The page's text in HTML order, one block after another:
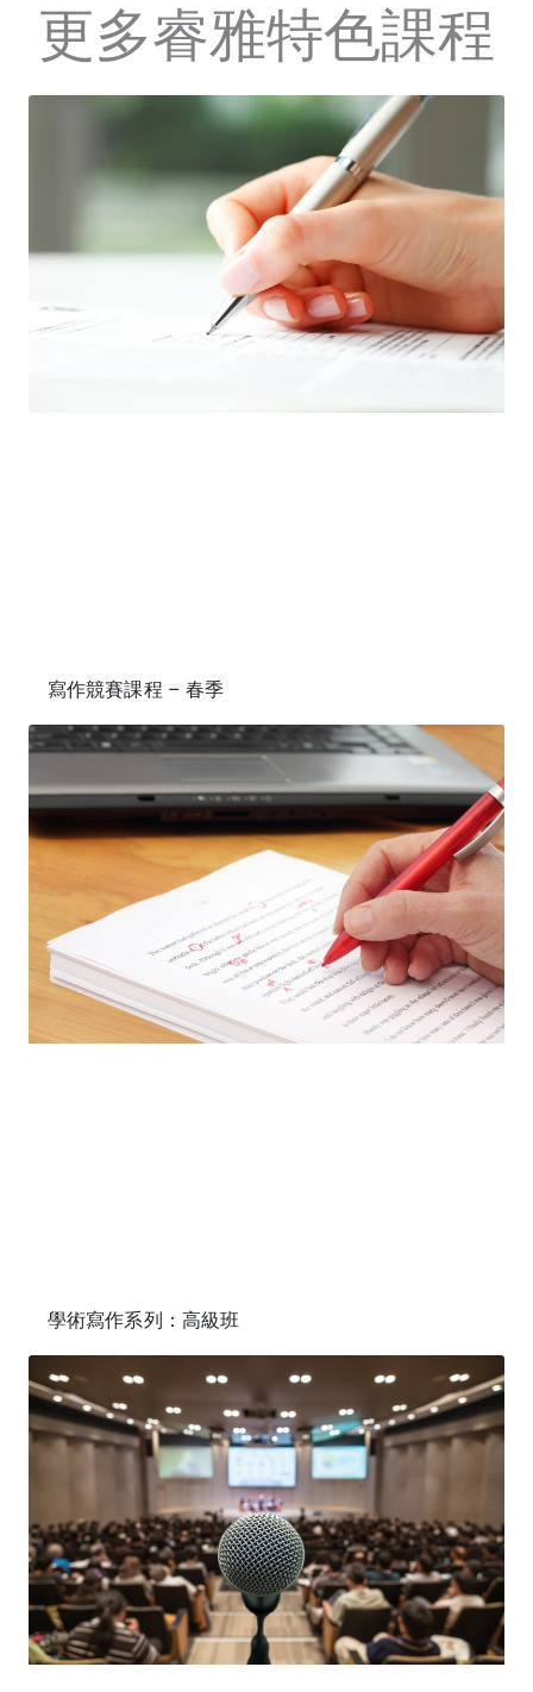
更多睿雅特色課程
寫作競賽課程 – 春季
學術寫作系列：高級班